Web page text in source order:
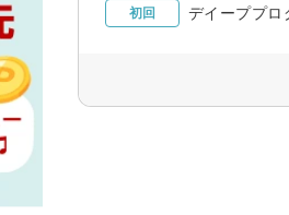
初回 デイーププロ